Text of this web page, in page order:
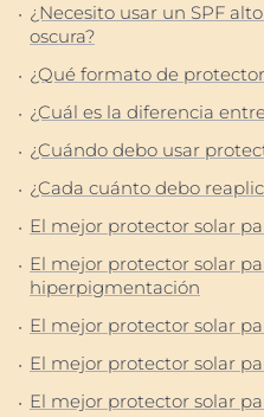
¿Necesito usar un SPF
oscura?
¿Qué formato de
¿Cuál es la diferencia
¿Cuándo debo usar
¿Cada cuánto debo
El mejor protector solar
El mejor protector solar
hiperpigmentación
El mejor protector solar
El mejor protector solar
El mejor protector solar